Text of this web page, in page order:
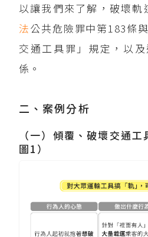
以讓我們來了解，破壞軌
法公共危險罪中第183條
交通工具罪」規定，以
係。
二、案例分析
（一）傾覆、破壞交通工
圖1）